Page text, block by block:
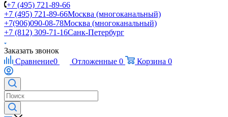
+7 (495) 721-89-66
+7 (495) 721-89-66Москва (многоканальный)
+7(906)090-08-78Москва (многоканальный)
+7 (812) 309-71-16Санк-Петербург
Заказать звонок
Сравнение0 Отложенные 0 Корзина 0